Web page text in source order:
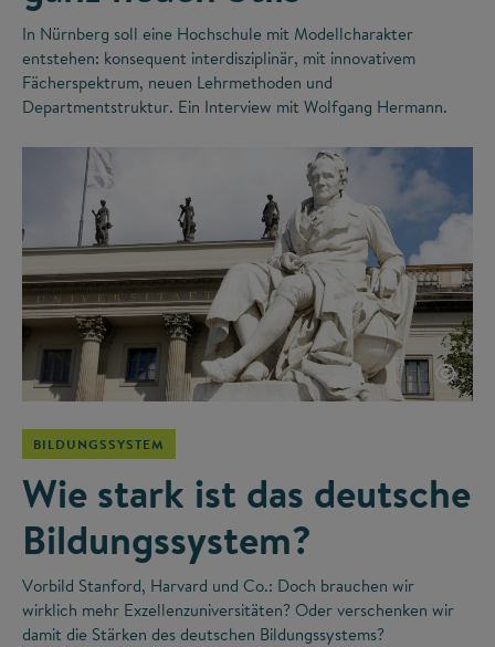
In Nürnberg soll eine Hochschule mit Modellcharakter
entstehen: konsequent interdisziplinär, mit innovativem
Fächerspektrum, neuen Lehrmethoden und
Departmentstruktur. Ein Interview mit Wolfgang Hermann.
©
BILDUNGSSYSTEM
Wie stark ist das deutsche
Bildungssystem?
Vorbild Stanford, Harvard und Co.: Doch brauchen wir
wirklich mehr Exzellenzuniversitäten? Oder verschenken wir
damit die Stärken des deutschen Bildungssystems?